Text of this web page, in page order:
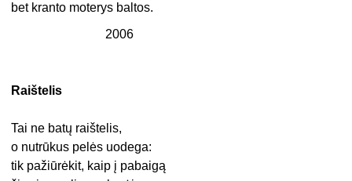
bet kranto moterys baltos.
2006
Raištelis
Tai ne batų raištelis,
o nutrūkus pelės uodega:
tik pažiūrėkit, kaip į pabaigą